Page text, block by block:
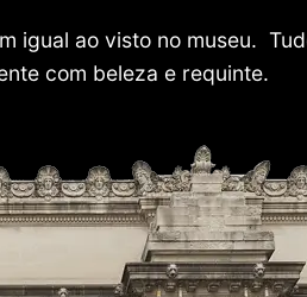
igual ao visto no museu.
com beleza e requinte.